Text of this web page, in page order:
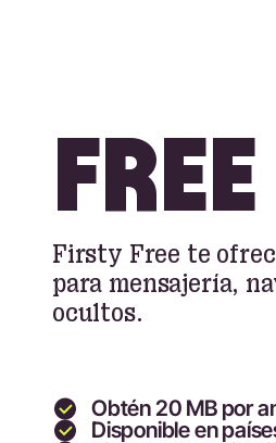
FREE
Firsty Free te
para mensajería,
ocultos.
Obtén 20 MB por
Disponible en